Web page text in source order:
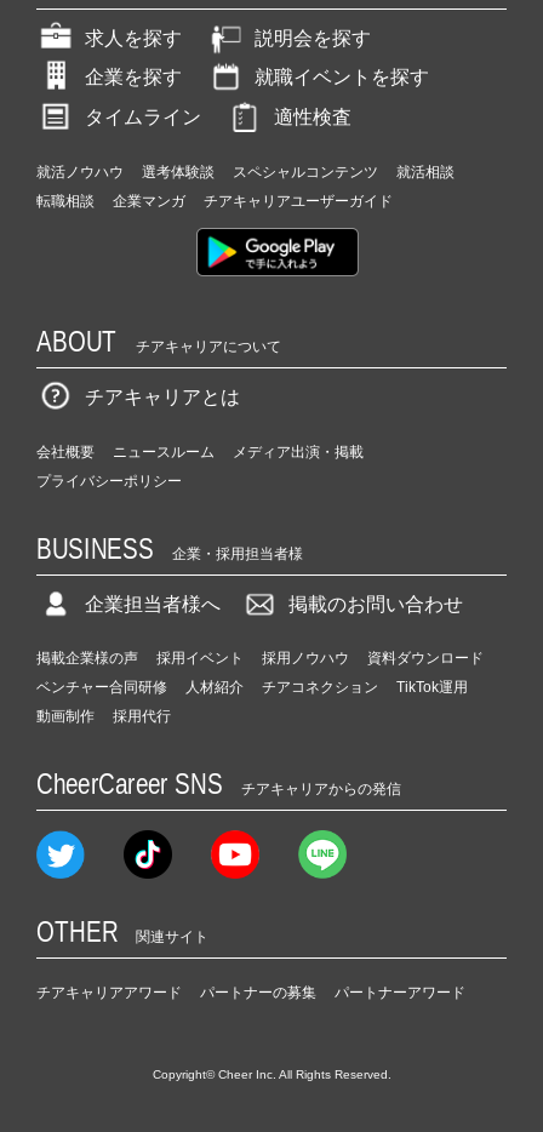
求人を探す
説明会を探す
企業を探す
就職イベントを探す
タイムライン
適性検査
就活ノウハウ 選考体験談 スペシャルコンテンツ
就活相談
転職相談
企業マンガ チアキャリアユーザーガイド
ABOUT チアキャリアについて
チアキャリアとは
会社概要 ニュースルーム
メディア出演・掲載
プライバシーポリシー
BUSINESS 企業・採用担当者様
企業担当者様へ 掲載のお問い合わせ
掲載企業様の声 採用イベント 採用ノウハウ
資料ダウンロード
ベンチャー合同研修
人材紹介 チアコネクション
TikTok運用
動画制作
採用代行
CheerCareer SNS チアキャリアからの発信
OTHER 関連サイト
チアキャリアアワード パートナーの募集 パートナーアワード
Copyright© Cheer Inc. All Rights Reserved.